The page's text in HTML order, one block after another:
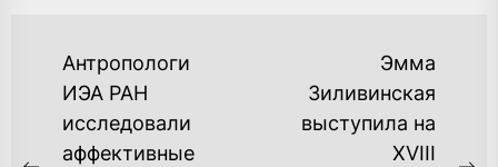
НАВИГАЦИЯ
ЗАПИСЯМ
Антропологи
ИЭА РАН
исследовали
аффективные
Эмма
Зиливинская
выступила на
XVIII